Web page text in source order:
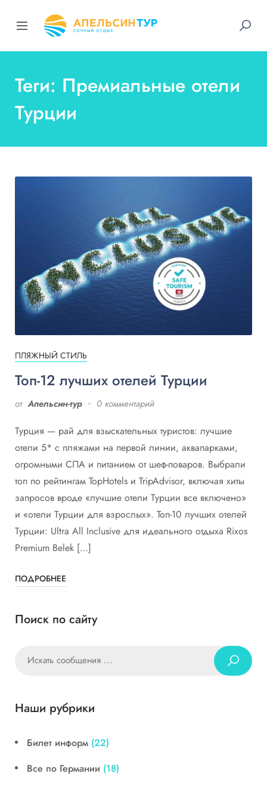
Теги: Премиальные отели
Турции
ПЛЯЖНЫЙ СТИЛЬ
Топ-12 лучших отелей Турции
от Апельсин-тур 0 комментарий
Турция — рай для взыскательных туристов: лучшие
отели 5* с пляжами на первой линии, аквапарками,
огромными СПА и питанием от шеф-поваров. Выбрали
топ по рейтингам TopHotels и TripAdvisor, включая хиты
запросов вроде «лучшие отели Турции все включено»
и «отели Турции для взрослых». Топ-10 лучших отелей
Турции: Ultra All Inclusive для идеального отдыха Rixos
Premium Belek […]
ПОДРОБНЕЕ
Поиск по сайту
Наши рубрики
Билет информ (22)
Все по Германии (18)